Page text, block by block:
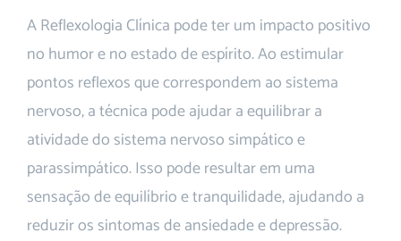
A Reflexologia Clínica pode ter um impacto positivo
no humor e no estado de espírito. Ao estimular
pontos reflexos que correspondem ao sistema
nervoso, a técnica pode ajudar a equilibrar a
atividade do sistema nervoso simpático e
parassimpático. Isso pode resultar em uma
sensação de equilíbrio e tranquilidade, ajudando a
reduzir os sintomas de ansiedade e depressão.